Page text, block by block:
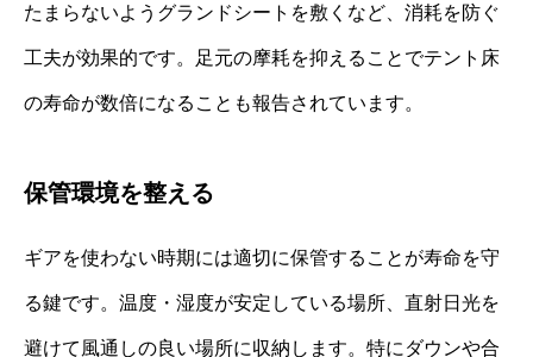
たまらないようグランドシートを敷くなど、消耗を防ぐ
工夫が効果的です。足元の摩耗を抑えることでテント床
の寿命が数倍になることも報告されています。
保管環境を整える
ギアを使わない時期には適切に保管することが寿命を守
る鍵です。温度・湿度が安定している場所、直射日光を
避けて風通しの良い場所に収納します。特にダウンや合